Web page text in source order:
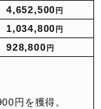
4,652,500 円
1,034,800 円
928,800 円
円を獲得。